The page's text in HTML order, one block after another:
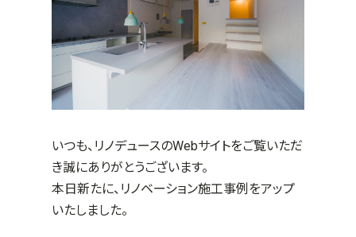
いつも、リノデュースのWebサイトをご覧いただ
き誠にありがとうございます。
本日新たに、リノベーション施工事例をアップ
いたしました。